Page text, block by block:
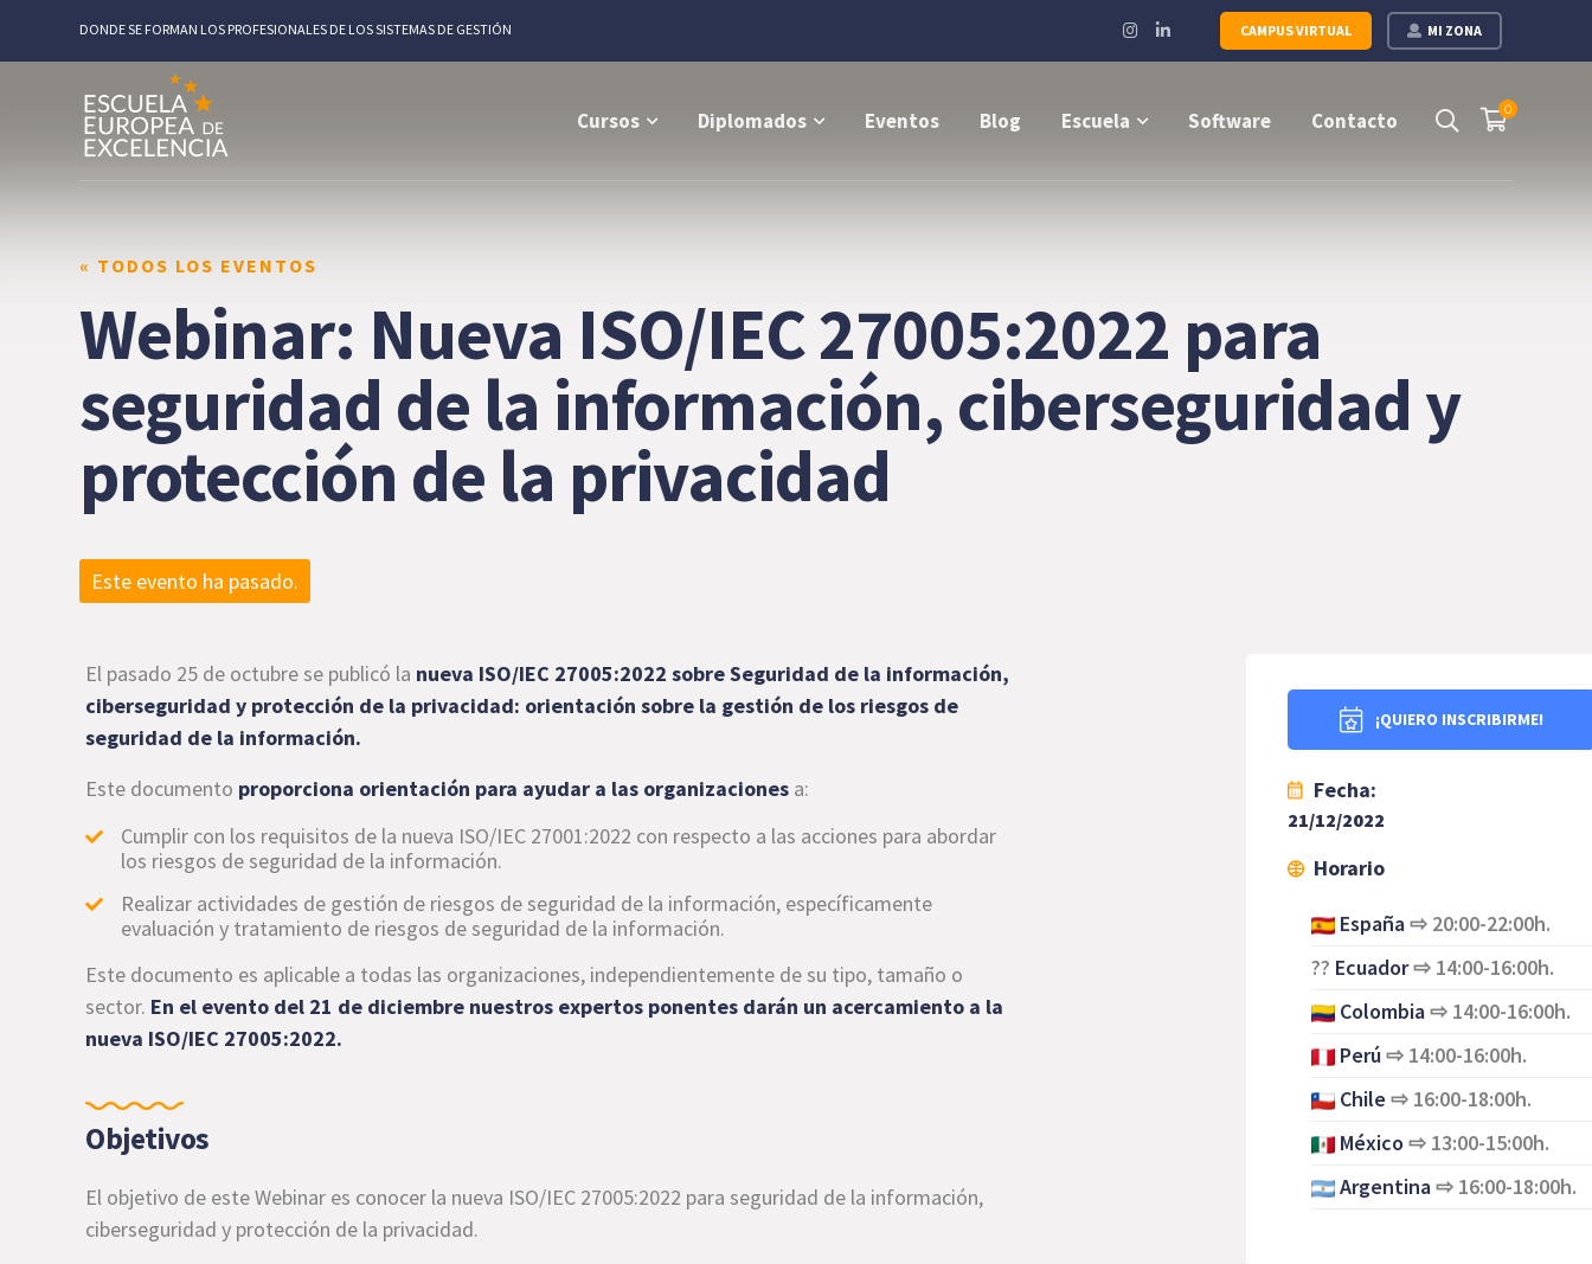
MI ZONA
CAMPUS VIRTUAL
DONDE SE FORMAN LOS PROFESIONALES DE LOS SISTEMAS DE GESTIÓN
Instagram
Profile
LinkedIn
Profile
0
Cursos Diplomados Eventos Blog Escuela Software Contacto
« TODOS LOS EVENTOS
Webinar: Nueva ISO/IEC 27005:2022 para
seguridad de la información, ciberseguridad y
protección de la privacidad
Este evento ha pasado.
¡QUIERO INSCRIBIRME!
Fecha:
21/12/2022
Horario
España⇨ 20:00-22:00h.
?? Ecuador⇨ 14:00-16:00h.
Colombia⇨ 14:00-16:00h.
Perú⇨ 14:00-16:00h.
Chile ⇨ 16:00-18:00h.
México ⇨ 13:00-15:00h.
Argentina⇨ 16:00-18:00h.
El pasado 25 de octubre se publicó la nueva ISO/IEC 27005:2022 sobreSeguridad de la información,
ciberseguridad y protección de la privacidad: orientación sobre la gestión de los riesgos de
seguridad de la información.
Este documento proporciona orientación para ayudar a las organizaciones a:
Cumplir con los requisitos de la nueva ISO/IEC 27001:2022 con respecto a las acciones para abordar
los riesgos de seguridad de la información.
Realizar actividades de gestión de riesgos de seguridad de la información, específicamente
evaluación y tratamiento de riesgos de seguridad de la información.
Este documento es aplicable a todas las organizaciones, independientemente de su tipo, tamaño o
sector. En el evento del 21 de diciembre nuestros expertos ponentes darán un acercamiento a la
nueva ISO/IEC 27005:2022.
Objetivos
El objetivo de este Webinar es conocer la nueva ISO/IEC 27005:2022 para seguridad de la información,
ciberseguridad y protección de la privacidad.